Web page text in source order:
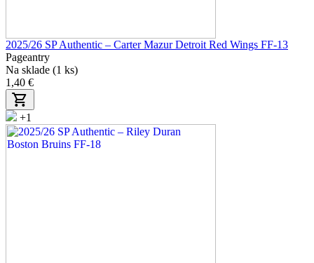
2025/26 SP Authentic – Carter Mazur Detroit Red Wings FF-13
Pageantry
Na sklade (1 ks)
1,40 €
+1